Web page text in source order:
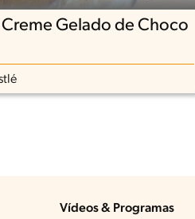
Creme Gelado de Choco
Vídeos & Programas​